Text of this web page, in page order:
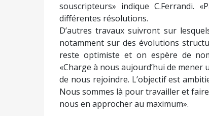
souscripteurs» indique C.Ferrandi.
différentes résolutions.
D’autres travaux suivront sur
notamment sur des évolutions
reste optimiste et on espère de
«Charge à nous aujourd’hui de
de nous rejoindre. L’objectif est
Nous sommes là pour travailler et
nous en approcher au maximum».